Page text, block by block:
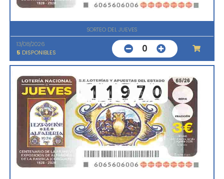
SORTEO DEL JUEVES
13/08/2026
5 DISPONIBLES 0